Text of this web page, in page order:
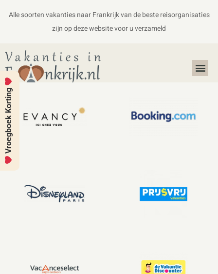
Alle soorten vakanties naar Frankrijk van de beste reisorganisaties
zijn op deze website voor u verzameld
Vroegboek Korting